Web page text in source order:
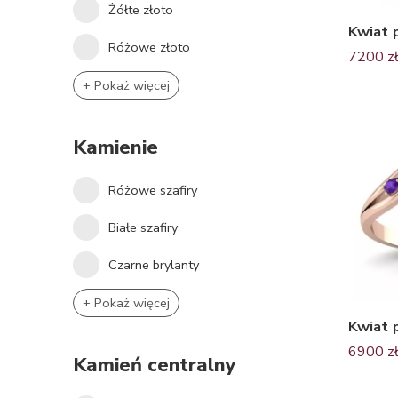
7200 zł
6900 zł
Żółte złoto
Różowe złoto
+ Pokaż więcej
Kamienie
Różowe szafiry
Białe szafiry
Czarne brylanty
+ Pokaż więcej
Kamień centralny